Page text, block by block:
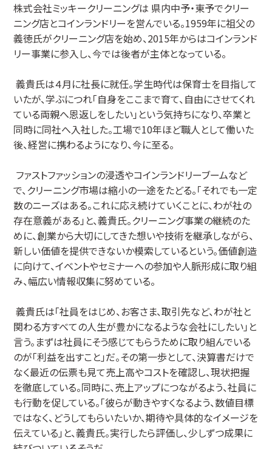
株式会社ミッキークリーニングは 県内中予・東予でクリー
ニング店とコインランドリーを営んでいる。1959年に祖父の
義徳氏がクリーニング店を始め、2015年からはコインランド
リー事業に参入し、今では後者が主体となっている。
義貴氏は４月に社長に就任。学生時代は保育士を目指して
いたが、学ぶにつれ「自身をここまで育て、自由にさせてくれ
ている両親へ恩返しをしたい」という気持ちになり、卒業と
同時に同社へ入社した。工場で10年ほど職人として働いた
後、経営に携わるようになり、今に至る。
ファストファッションの浸透やコインランドリーブームなど
で、クリーニング市場は縮小の一途をたどる。「それでも一定
数のニーズはある。これに応え続けていくことに、わが社の
存在意義がある」と、義貴氏。クリーニング事業の継続のた
めに、創業から大切にしてきた想いや技術を継承しながら、
新しい価値を提供できないか模索しているという。価値創造
に向けて、イベントやセミナーへの参加や人脈形成に取り組
み、幅広い情報収集に努めている。
義貴氏は「社員をはじめ、お客さま、取引先など、わが社と
関わる方すべての人生が豊かになるような会社にしたい」と
言う。まずは社員にそう感じてもらうために取り組んでいる
のが「利益を出すこと」だ。その第一歩として、決算書だけで
なく最近の伝票も見て売上高やコストを確認し、現状把握
を徹底している。同時に、売上アップにつながるよう、社員に
も行動を促している。「彼らが動きやすくなるよう、数値目標
ではなく、どうしてもらいたいか、期待や具体的なイメージを
伝えている」と、義貴氏。実行したら評価し、少しずつ成果に